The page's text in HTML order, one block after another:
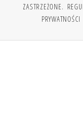
ZASTRZEŻONE.
PRYWATNOŚCI